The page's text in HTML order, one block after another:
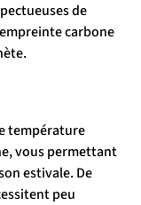
de
carbone
température
vous permettant
estivale. De
peu